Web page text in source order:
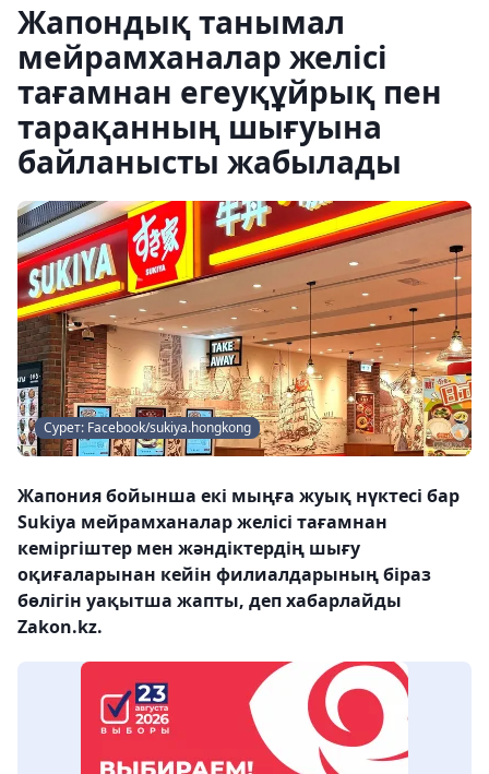
Жапондық танымал
мейрамханалар желісі
тағамнан егеуқұйрық пен
тарақанның шығуына
байланысты жабылады
Сурет: Facebook/sukiya.hongkong
Жапония бойынша екі мыңға жуық нүктесі бар
Sukiya мейрамханалар желісі тағамнан
кеміргіштер мен жәндіктердің шығу
оқиғаларынан кейін филиалдарының біраз
бөлігін уақытша жапты, деп хабарлайды
Zakon.kz.